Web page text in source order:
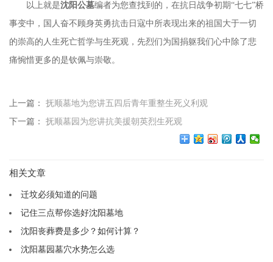
以上就是沈阳公墓编者为您查找到的，在抗日战争初期“七七”桥
事变中，国人奋不顾身英勇抗击日寇中所表现出来的祖国大于一切
的崇高的人生死亡哲学与生死观，先烈们为国捐躯我们心中除了悲
痛惋惜更多的是钦佩与崇敬。
上一篇： 抚顺墓地为您讲五四后青年重整生死义利观
下一篇： 抚顺墓园为您讲抗美援朝英烈生死观
相关文章
迁坟必须知道的问题
记住三点帮你选好沈阳墓地
沈阳丧葬费是多少？如何计算？
沈阳墓园墓穴水势怎么选